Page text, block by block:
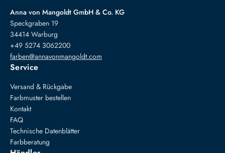
Anna von Mangoldt GmbH & Co. KG
Speckgraben 19
34414 Warburg
+49 5274 3062200
farben@annavonmangoldt.com
Service
Versand & Rückgabe
Farbmuster bestellen
Kontakt
FAQ
Technische Datenblätter
Farbberatung